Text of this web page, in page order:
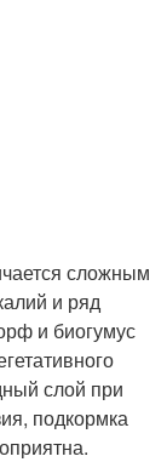
сложным
и ряд
и биогумус
слой при
подкормка